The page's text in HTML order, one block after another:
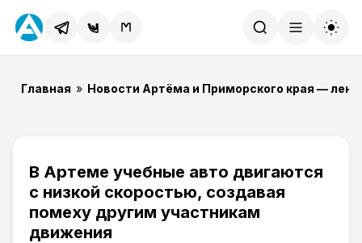
Главная » Новости Артёма и Приморского края —
В Артеме учебные авто двигаются
с низкой скоростью, создавая
помеху другим участникам
движения